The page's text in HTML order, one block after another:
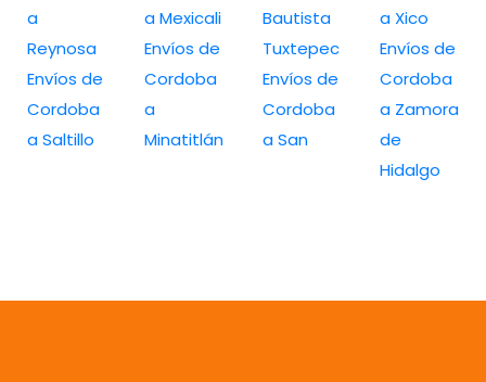
a
Reynosa
Envíos de
Cordoba
a Saltillo
a Mexicali
Envíos de
Cordoba
a
Minatitlán
Bautista
Tuxtepec
Envíos de
Cordoba
a San
a Xico
Envíos de
Cordoba
a Zamora
de
Hidalgo